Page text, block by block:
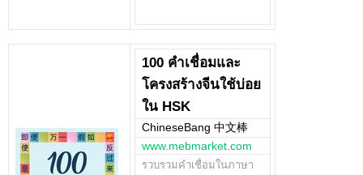
100 คำเชื่อมและ
โครงสร้างจีนใช้บ่อย
ใน HSK
ChineseBang 中文棒
www.mebmarket.com
รวบรวมคำเชื่อมในภาษา